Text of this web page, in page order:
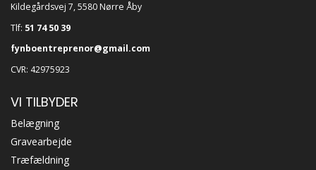
Kildegårdsvej 7, 5580 Nørre Åby
Tlf: 51 74 50 39
fynboentreprenor@gmail.com
CVR: 42975923
VI TILBYDER
Belægning
Gravearbejde
Træfældning